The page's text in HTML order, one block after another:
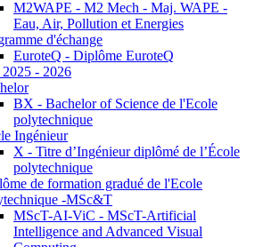
M2WAPE - M2 Mech - Maj. WAPE -
Eau, Air, Pollution et Energies
d'échange
EuroteQ - Diplôme EuroteQ
- 2026
BX - Bachelor of Science de l'Ecole
polytechnique
Ingénieur
X - Titre d’Ingénieur diplômé de l’École
polytechnique
de formation gradué de l'Ecole
-MSc&T
MScT-AI-ViC - MScT-Artificial
Intelligence and Advanced Visual